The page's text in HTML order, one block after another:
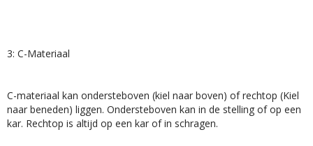
3: C-Materiaal
C-materiaal kan ondersteboven (kiel naar boven) of rechtop (Kiel
naar beneden) liggen. Ondersteboven kan in de stelling of op een
kar. Rechtop is altijd op een kar of in schragen.